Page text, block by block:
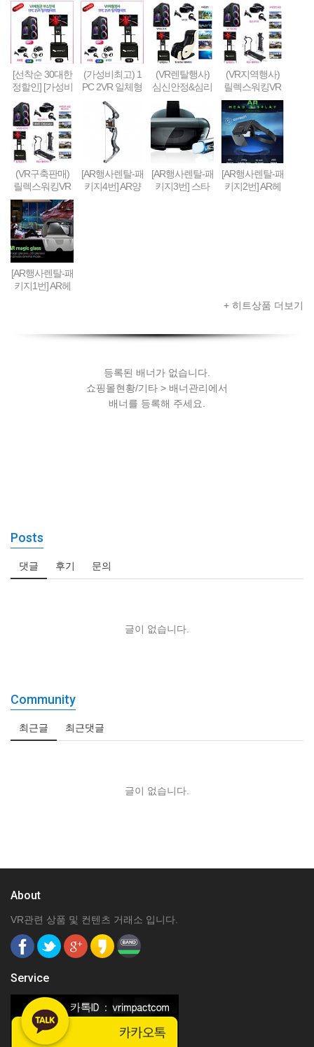
[선착순 30대한
정할인] [가성비
형] 1PC + 2VR
VR체험부스 구
축&판매(48인
치형)
(가성비최고) 1
PC 2VR 일체형
행사부스 세트
(1부스-2인 따로
게임진행)
(VR렌탈행사)
심신안정&심리
치료&휴식 VR
세트 패키지
(VR지역행사)
릴렉스워킹VR
세트-Relax Walk
ing VR SET
(VR구축판매)
릴렉스워킹VR
세트-Relax Walk
ing VR SET (선
착순 100대 / 20
19년 10월까지
한정 할인판매)
[AR행사렌탈-패
키지4번] AR양
[AR행사렌탈-패
키지3번] 스타
[AR행사렌탈-패
키지2번] AR헤
[AR행사렌탈-패
키지1번] AR헤
+ 히트상품 더보기
등록된 배너가 없습니다.
쇼핑몰현황/기타 > 배너관리에서
배너를 등록해 주세요.
Posts
댓글 후기 문의
글이 없습니다.
Community
최근글 최근댓글
글이 없습니다.
About
VR관련 상품 및 컨텐츠 거래소 입니다.
Service